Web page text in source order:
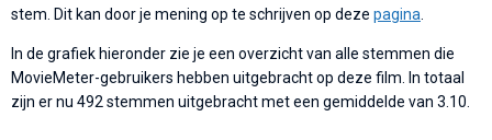
stem. Dit kan door je mening op te schrijven op deze pagina
In de grafiek hieronder zie je een overzicht van alle stemmen die
MovieMeter-gebruikers hebben uitgebracht op deze film. In totaal
zijn er nu 492 stemmen uitgebracht met een gemiddelde van 3.10.